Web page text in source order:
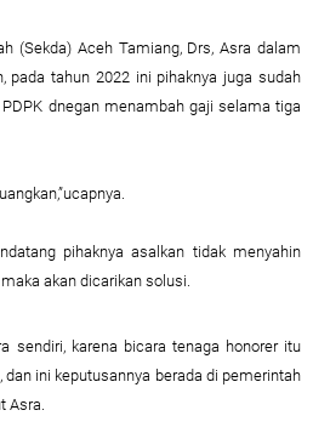
(Sekda) Aceh Tamiang, Drs, Asra dalam
pada tahun 2022 ini pihaknya juga sudah
dnegan menambah gaji selama tiga
pihaknya asalkan tidak menyahin
akan dicarikan solusi.
sendiri, karena bicara tenaga honorer itu
ini keputusannya berada di pemerintah
Asra.